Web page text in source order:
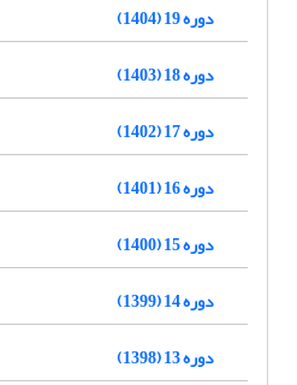
دوره 19 (1404)
دوره 18 (1403)
دوره 17 (1402)
دوره 16 (1401)
دوره 15 (1400)
دوره 14 (1399)
دوره 13 (1398)